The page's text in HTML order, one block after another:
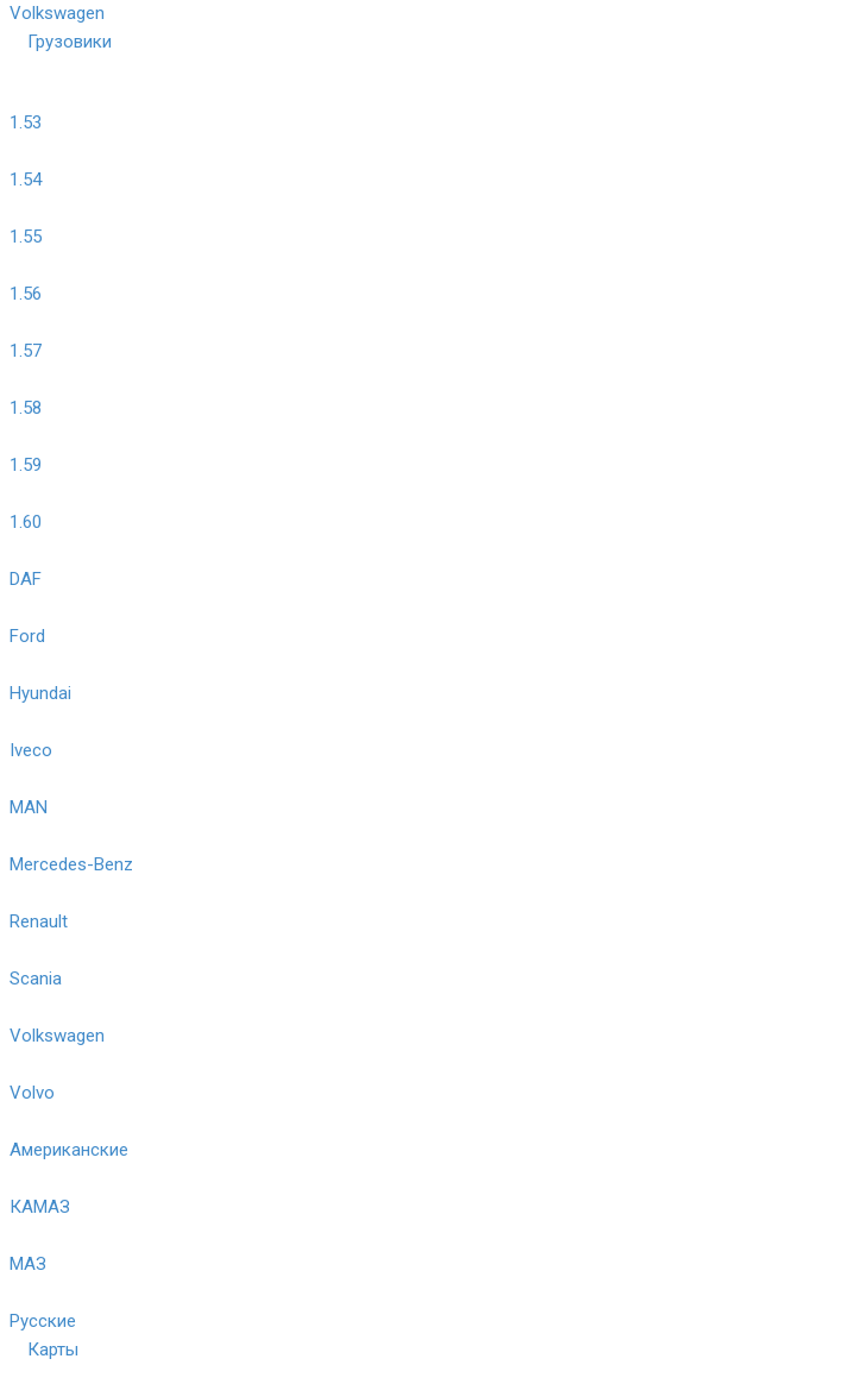
Volkswagen
Грузовики
1.53
1.54
1.55
1.56
1.57
1.58
1.59
1.60
DAF
Ford
Hyundai
Iveco
MAN
Mercedes-Benz
Renault
Scania
Volkswagen
Volvo
Американские
КАМАЗ
МАЗ
Русские
Карты